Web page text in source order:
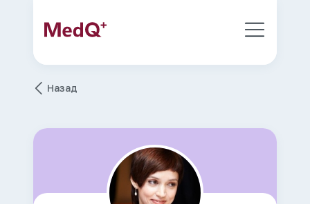
Назад